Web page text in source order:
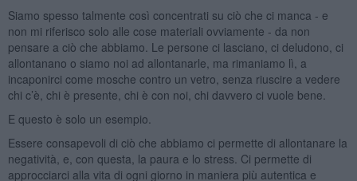
Siamo spesso talmente così concentrati su ciò che ci manca - e
non mi riferisco solo alle cose materiali ovviamente - da non
pensare a ciò che abbiamo. Le persone ci lasciano, ci deludono, ci
allontanano o siamo noi ad allontanarle, ma rimaniamo lì, a
incaponirci come mosche contro un vetro, senza riuscire a vedere
chi c’è, chi è presente, chi è con noi, chi davvero ci vuole bene.
E questo è solo un esempio.
Essere consapevoli di ciò che abbiamo ci permette di allontanare la
negatività, e, con questa, la paura e lo stress. Ci permette di
approcciarci alla vita di ogni giorno in maniera più autentica e